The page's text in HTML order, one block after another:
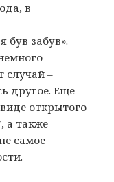
в
був забув».
случай –
другое. Еще
открытого
а также
самое